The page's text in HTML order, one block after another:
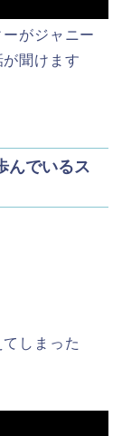
ーがジャニー
聞けます
んでいるス
しまった